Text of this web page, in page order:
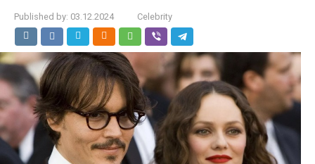
Published by: 03.12.2024 Celebrity